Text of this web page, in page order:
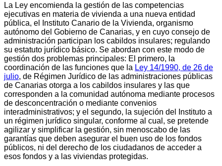
La Ley encomienda la gestión de las competencias
ejecutivas en materia de vivienda a una nueva entidad
pública, el Instituto Canario de la Vivienda, organismo
autónomo del Gobierno de Canarias, y en cuyo consejo de
administración participan los cabildos insulares; regulando
su estatuto jurídico básico. Se abordan con este modo de
gestión dos problemas principales: El primero, la
coordinación de las funciones que la Ley 14/1990, de 26 de
julio, de Régimen Jurídico de las administraciones públicas
de Canarias otorga a los cabildos insulares y las que
corresponden a la comunidad autónoma mediante procesos
de desconcentración o mediante convenios
interadministrativos; y el segundo, la sujeción del Instituto a
un régimen jurídico singular, conforme al cual, se pretende
agilizar y simplificar la gestión, sin menoscabo de las
garantías que deben asegurar el buen uso de los fondos
públicos, ni del derecho de los ciudadanos de acceder a
esos fondos y a las viviendas protegidas.